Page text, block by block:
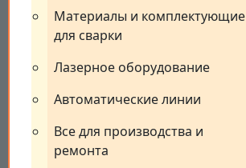
Материалы и комплектующие
для сварки
Лазерное оборудование
Автоматические линии
Все для производства и
ремонта